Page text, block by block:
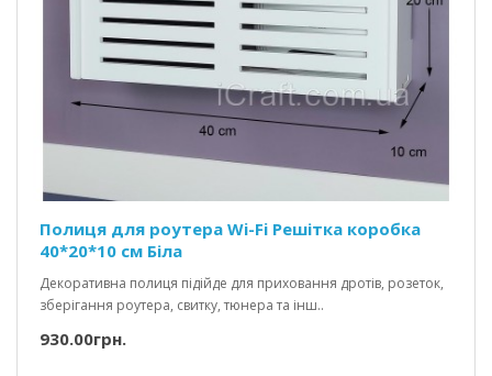
Полиця для роутера Wi-Fi Решітка коробка
40*20*10 см Біла
Декоративна полиця підійде для приховання дротів, розеток,
зберігання роутера, свитку, тюнера та інш..
930.00грн.